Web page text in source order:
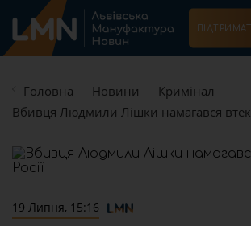
Головна Новини
Кримінал
Вбивця Людмили Лішки намагався
19 Липня, 15:16